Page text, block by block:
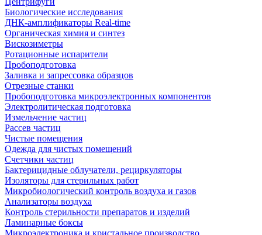
Биологические исследования
ДНК-амплификаторы Real-time
Органическая химия и синтез
Вискозиметры
Ротационные испарители
Пробоподготовка
Заливка и запрессовка образцов
Отрезные станки
Пробоподготовка микроэлектронных компонентов
Электролитическая подготовка
Измельчение частиц
Рассев частиц
Чистые помещения
Одежда для чистых помещений
Счетчики частиц
Бактерицидные облучатели, рециркуляторы
Изоляторы для стерильных работ
Микробиологический контроль воздуха и газов
Анализаторы воздуха
Контроль стерильности препаратов и изделий
Ламинарные боксы
Микроэлектроника и кристальное производство